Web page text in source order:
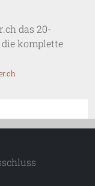
das 20-
komplette